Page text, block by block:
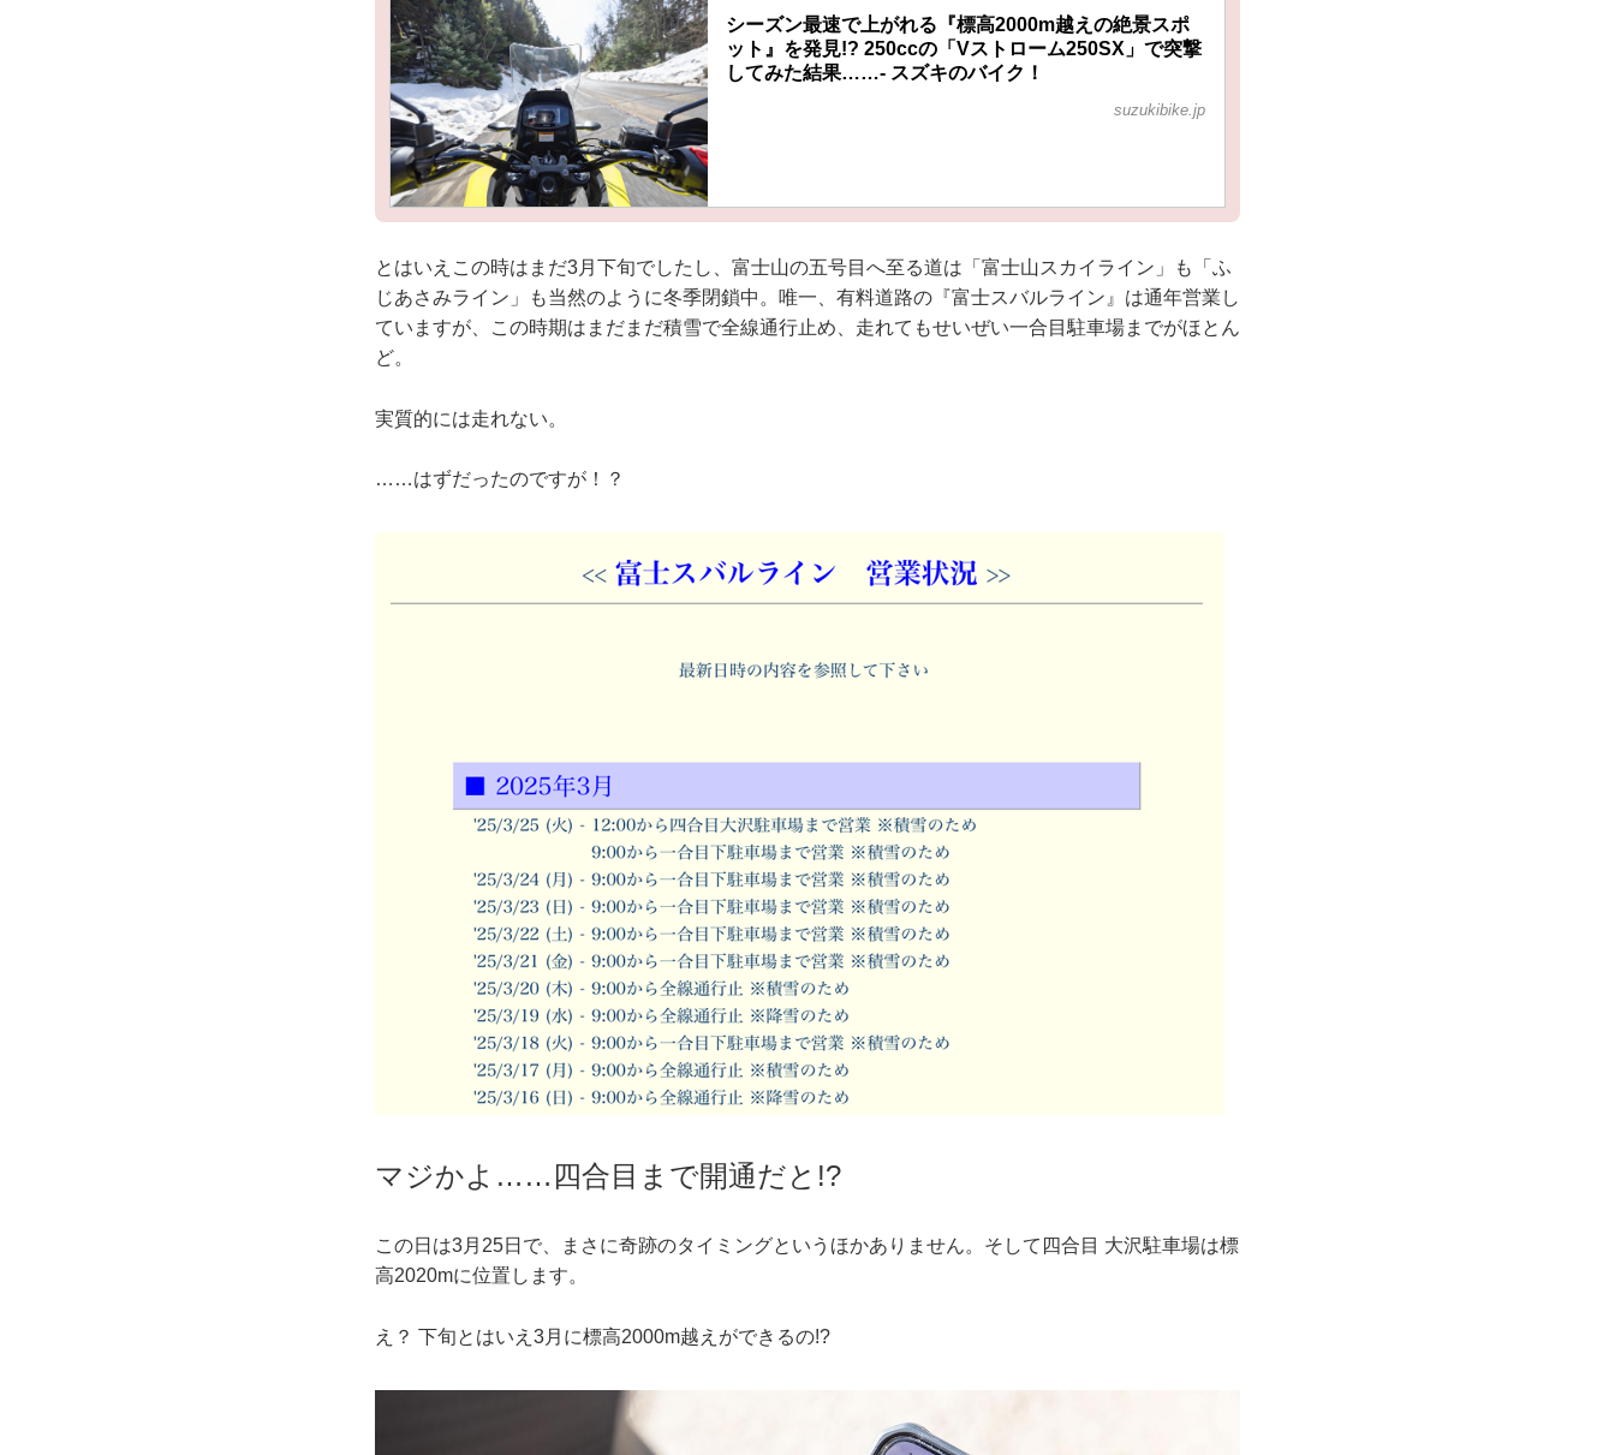
シーズン最速で上がれる『標高2000m越えの絶景スポ
ット』を発見!? 250ccの「Vストローム250SX」で突撃
してみた結果……- スズキのバイク！
suzukibike.jp
とはいえこの時はまだ3月下旬でしたし、富士山の五号目へ至る道は「富士山スカイライン」も「ふ
じあさみライン」も当然のように冬季閉鎖中。唯一、有料道路の『富士スバルライン』は通年営業し
ていますが、この時期はまだまだ積雪で全線通行止め、走れてもせいぜい一合目駐車場までがほとん
ど。
実質的には走れない。
……はずだったのですが！？
マジかよ……四合目まで開通だと!?
この日は3月25日で、まさに奇跡のタイミングというほかありません。そして四合目 大沢駐車場は標
高2020mに位置します。
え？ 下旬とはいえ3月に標高2000m越えができるの!?